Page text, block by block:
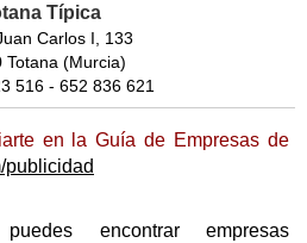
Típica
Carlos I, 133
Totana (Murcia)
516 - 652 836 621
en la Guía de Empresas de
publicidad
encontrar empresas